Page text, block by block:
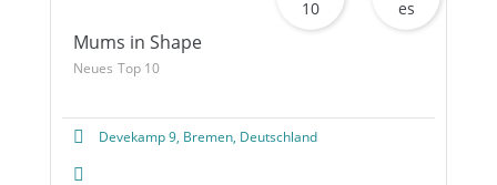
Mums in Shape
Neues Top 10
Devekamp 9, Bremen, Deutschland